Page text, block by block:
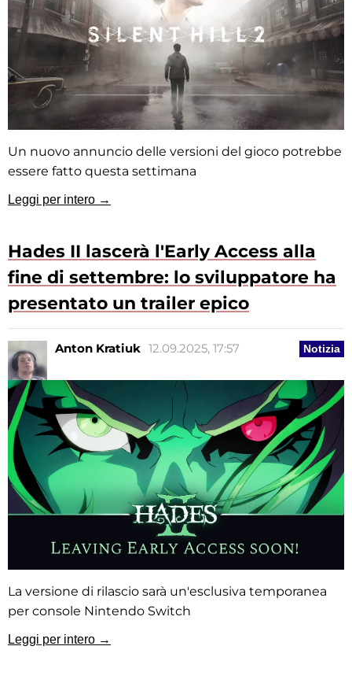
Un nuovo annuncio delle versioni del gioco potrebbe
essere fatto questa settimana
Leggi per intero →
Hades II lascerà l'Early Access alla
fine di settembre: lo sviluppatore ha
presentato un trailer epico
Notizia
Anton Kratiuk 12.09.2025, 17:57
La versione di rilascio sarà un'esclusiva temporanea
per console Nintendo Switch
Leggi per intero →